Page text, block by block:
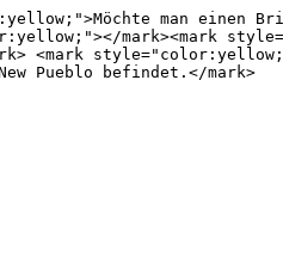
man einen
mark><mark
<mark
Pueblo befindet.</mark>